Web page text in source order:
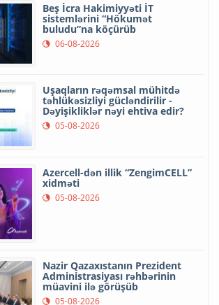
Beş İcra Hakimiyyəti İT
sistemlərini “Hökumət
buludu”na köçürüb
06-08-2026
Uşaqların rəqəmsal mühitdə
təhlükəsizliyi gücləndirilir -
Dəyişikliklər nəyi ehtiva edir?
05-08-2026
Azercell-dən illik “ZengimCELL”
xidməti
05-08-2026
Nazir Qazaxıstanın Prezident
Administrasiyası rəhbərinin
müavini ilə görüşüb
05-08-2026